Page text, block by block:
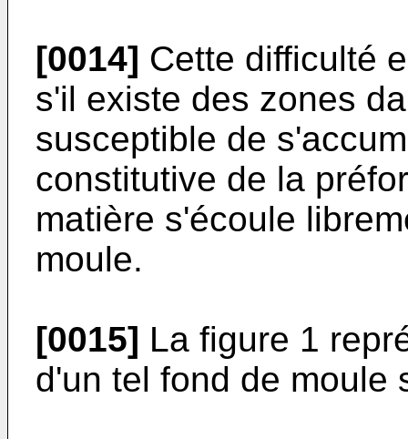
[0014] Cette difficulté
s'il existe des zones
susceptible de
constitutive de la
matière s'écoule
moule.
[0015] La figure 1
d'un tel fond de moule